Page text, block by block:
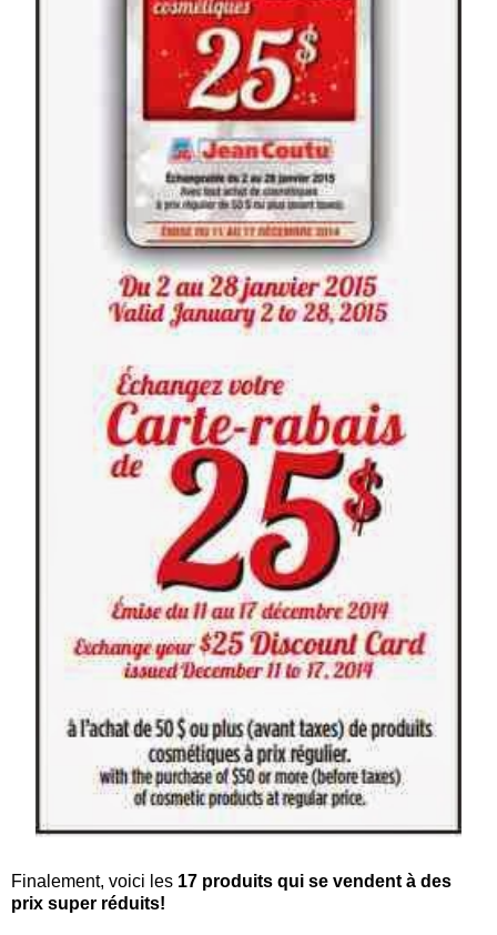
Finalement, voici les 17 produits qui se vendent à des
prix super réduits!